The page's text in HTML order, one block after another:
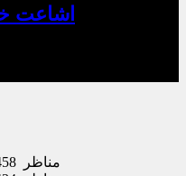
اشاعت
458 مناظر